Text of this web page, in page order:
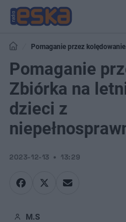
Pomaganie przez
niepełnosprawnościami
Pomaganie
Zbiórka na
dzieci z
2023-12-13 13:29
M.S